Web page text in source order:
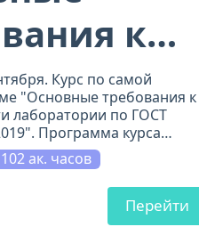
к
Курс по самой
"Основные требования к
лаборатории по ГОСТ
Программа курса
включает 11
делу и на самом высоком
102 ак. часов
Перейти